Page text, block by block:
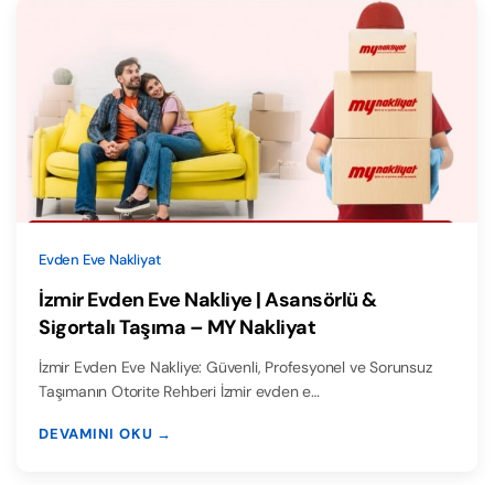
Evden Eve Nakliyat
İzmir Evden Eve Nakliye | Asansörlü &
Sigortalı Taşıma – MY Nakliyat
İzmir Evden Eve Nakliye: Güvenli, Profesyonel ve Sorunsuz
Taşımanın Otorite Rehberi İzmir evden e…
DEVAMINI OKU →